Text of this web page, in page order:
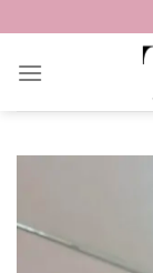
to
content